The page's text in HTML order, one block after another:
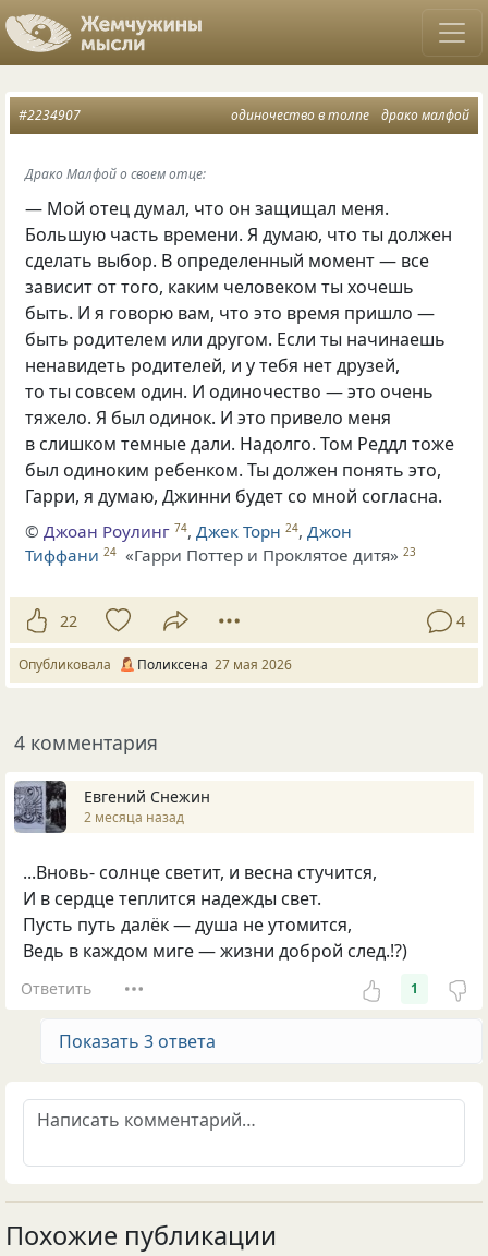
одиночество в толпе драко малфой
#2234907
Драко Малфой о своем отце:
— Мой отец думал, что он защищал меня.
Большую часть времени. Я думаю, что ты должен
сделать выбор. В определенный момент — все
зависит от того, каким человеком ты хочешь
быть. И я говорю вам, что это время пришло —
быть родителем или другом. Если ты начинаешь
ненавидеть родителей, и у тебя нет друзей,
то ты совсем один. И одиночество — это очень
тяжело. Я был одинок. И это привело меня
в слишком темные дали. Надолго. Том Реддл тоже
был одиноким ребенком. Ты должен понять это,
Гарри, я думаю, Джинни будет со мной согласна.
©Джоан Роулинг 74,Джек Торн 24,Джон
Тиффани 24 «Гарри Поттер и Проклятое дитя» 23
22 4
Опубликовала Поликсена 27 мая 2026
4 комментария
Евгений Снежин
2 месяца назад
...Вновь- солнце светит, и весна стучится,
И в сердце теплится надежды свет.
Пусть путь далёк — душа не утомится,
Ведь в каждом миге — жизни доброй след.!?)
Ответить 1
Показать 3 ответа
Похожие публикации